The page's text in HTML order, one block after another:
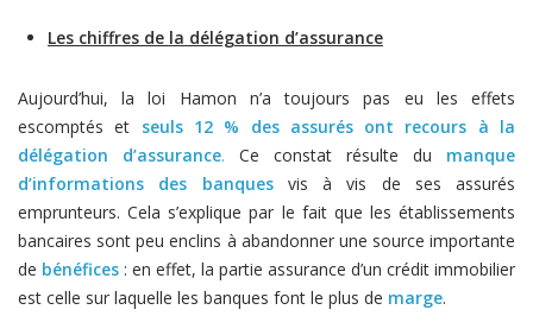
Les chiffres de la délégation d’assurance
Aujourd’hui, la loi Hamon n’a toujours pas eu les effets
escomptés et seuls 12 % des assurés ont recours à la
délégation d’assurance. Ce constat résulte du manque
d’informations des banquesvis à vis de ses assurés
emprunteurs. Cela s’explique par le fait que les établissements
bancaires sont peu enclins à abandonner une source importante
de bénéfices : en effet, la partie assurance d’un crédit immobilier
est celle sur laquelle les banques font le plus de marge.